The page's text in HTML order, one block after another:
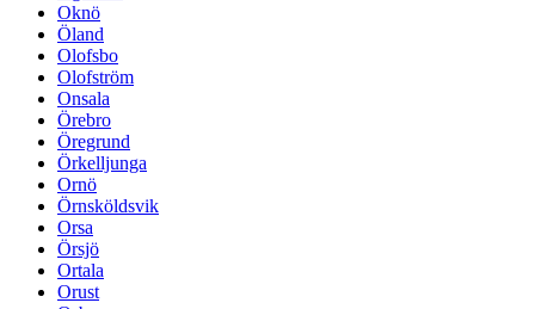
Oknö
Öland
Olofsbo
Olofström
Onsala
Örebro
Öregrund
Örkelljunga
Ornö
Örnsköldsvik
Orsa
Örsjö
Ortala
Orust